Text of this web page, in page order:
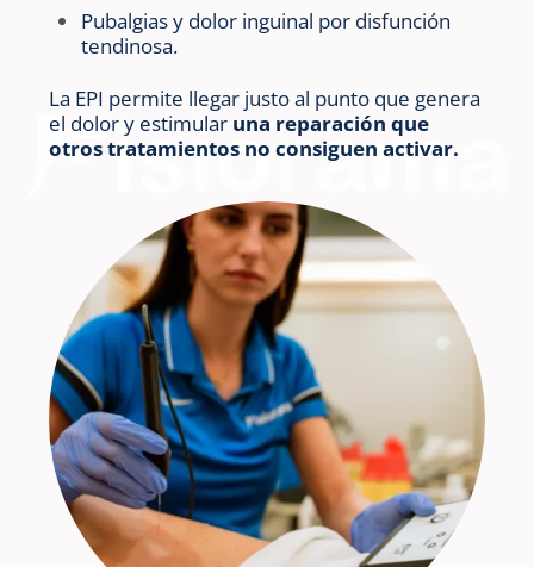
Pubalgias y dolor inguinal por disfunción
tendinosa.
La EPI permite llegar justo al punto que genera
el dolor y estimular una reparación que
otros tratamientos no consiguen activar.